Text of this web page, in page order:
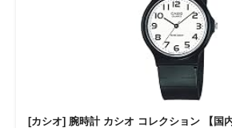
[カシオ] 腕時計 カシオ コレクション 【国